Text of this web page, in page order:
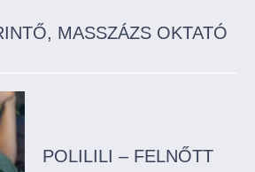
MASSZÁZS OKTATÓ
POLILILI – FELNŐTT